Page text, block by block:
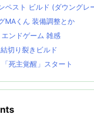
ペスト ビルド (ダウングレ
MAくん 装備調整とか
ンドゲーム 雑感
切り裂きビルド
死主覚醒」スタート